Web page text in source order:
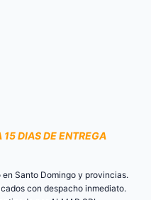
DIAS DE ENTREGA
en Santo Domingo y provincias.
con despacho inmediato.